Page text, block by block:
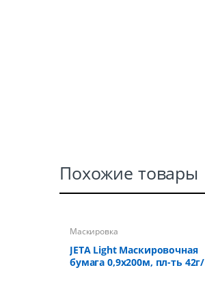
Похожие товары
Маскировка
JETA Light Маскировочная
бумага 0,9х200м, пл-ть 42г/